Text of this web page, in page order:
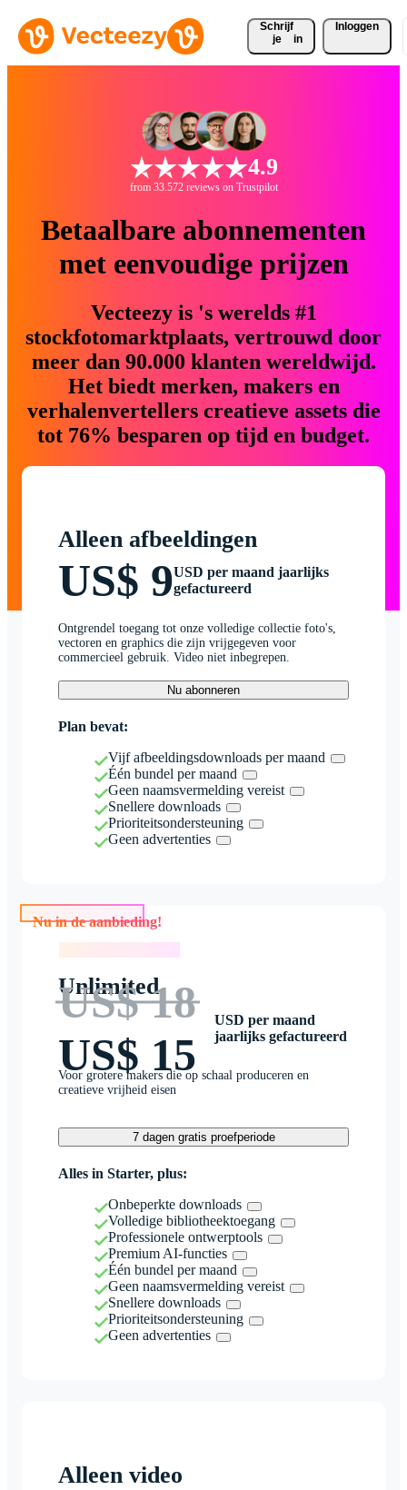
Schrijf
je
in
Inloggen
4.9
from 33.572 reviews on Trustpilot
Betaalbare abonnementen
met eenvoudige prijzen
Vecteezy is 's werelds #1
stockfotomarktplaats, vertrouwd door
meer dan 90.000 klanten wereldwijd.
Het biedt merken, makers en
verhalenvertellers creatieve assets die
tot 76% besparen op tijd en budget.
Alleen afbeeldingen
US$ 9USD per maand jaarlijks
gefactureerd
Ontgrendel toegang tot onze volledige collectie foto's,
vectoren en graphics die zijn vrijgegeven voor
commercieel gebruik. Video niet inbegrepen.
Nu abonneren
Plan bevat:
Vijf afbeeldingsdownloads per maand
Één bundel per maand
Geen naamsvermelding vereist
Snellere downloads
Prioriteitsondersteuning
Geen advertenties
Nu in de aanbieding!
Unlimited
US$ 18
US$ 15
USD per maand
jaarlijks gefactureerd
Voor grotere makers die op schaal produceren en
creatieve vrijheid eisen
7 dagen gratis proefperiode
Alles in Starter, plus:
Onbeperkte downloads
Volledige bibliotheektoegang
Professionele ontwerptools
Premium AI-functies
Één bundel per maand
Geen naamsvermelding vereist
Snellere downloads
Prioriteitsondersteuning
Geen advertenties
Alleen video